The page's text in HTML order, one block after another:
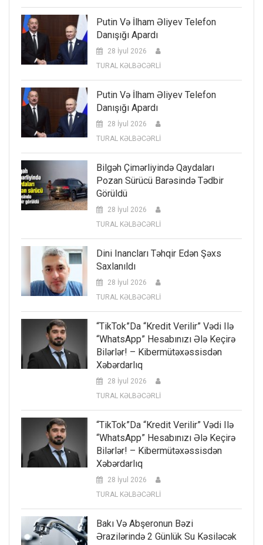
Putin Və İlham Əliyev Telefon
Danışığı Apardı
28 İyul 2026
TURAL KƏLBƏCƏRLİ
Putin Və İlham Əliyev Telefon
Danışığı Apardı
28 İyul 2026
TURAL KƏLBƏCƏRLİ
Bilgəh Çimərliyində Qaydaları
Pozan Sürücü Barəsində Tədbir
Görüldü
28 İyul 2026
TURAL KƏLBƏCƏRLİ
Dini Inancları Təhqir Edən Şəxs
Saxlanıldı
28 İyul 2026
TURAL KƏLBƏCƏRLİ
“TikTok”da “kredit Verilir” Vədi Ilə
“WhatsApp” Hesabınızı Ələ Keçirə
Bilərlər! – Kibermütəxəssisdən
Xəbərdarlıq
28 İyul 2026
TURAL KƏLBƏCƏRLİ
“TikTok”da “kredit Verilir” Vədi Ilə
“WhatsApp” Hesabınızı Ələ Keçirə
Bilərlər! – Kibermütəxəssisdən
Xəbərdarlıq
28 İyul 2026
TURAL KƏLBƏCƏRLİ
Bakı Və Abşeronun Bəzi
Ərazilərində 2 Günlük Su Kəsiləcək